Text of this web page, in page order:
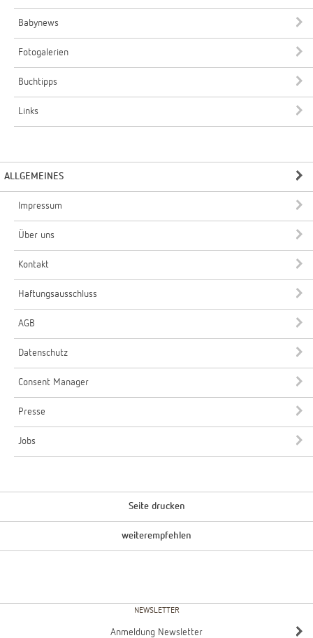
Babynews
Fotogalerien
Buchtipps
Links
ALLGEMEINES
Impressum
Über uns
Kontakt
Haftungsausschluss
AGB
Datenschutz
Consent Manager
Presse
Jobs
Seite drucken
weiterempfehlen
NEWSLETTER
Anmeldung Newsletter